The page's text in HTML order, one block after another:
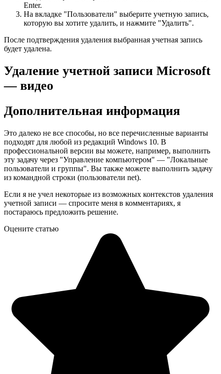
Enter.
На вкладке "Пользователи" выберите учетную запись,
которую вы хотите удалить, и нажмите "Удалить".
После подтверждения удаления выбранная учетная запись
будет удалена.
Удаление учетной записи Microsoft
— видео
Дополнительная информация
Это далеко не все способы, но все перечисленные варианты
подходят для любой из редакций Windows 10. В
профессиональной версии вы можете, например, выполнить
эту задачу через "Управление компьютером" — "Локальные
пользователи и группы". Вы также можете выполнить задачу
из командной строки (пользователи net).
Если я не учел некоторые из возможных контекстов удаления
учетной записи — спросите меня в комментариях, я
постараюсь предложить решение.
Оцените статью